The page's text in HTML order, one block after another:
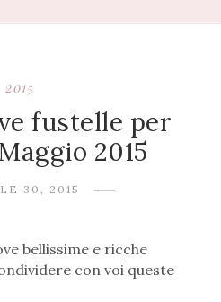
2015
fustelle per
2015
30, 2015
bellissime e ricche
con voi queste